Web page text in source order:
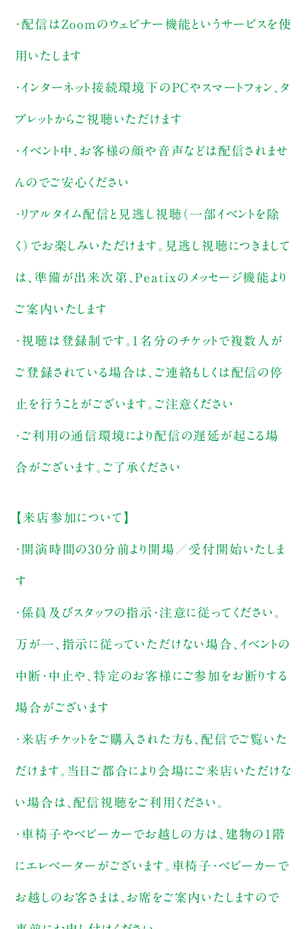
・配信はZoomのウェビナー機能というサービスを使
用いたします
・インターネット接続環境下のPCやスマートフォン、タ
ブレットからご視聴いただけます
・イベント中、お客様の顔や音声などは配信されませ
んのでご安心ください
・リアルタイム配信と見逃し視聴（一部イベントを除
く）でお楽しみいただけます。見逃し視聴につきまして
は、準備が出来次第、Peatixのメッセージ機能より
ご案内いたします
・視聴は登録制です。1名分のチケットで複数人が
ご登録されている場合は、ご連絡もしくは配信の停
止を行うことがございます。ご注意ください
・ご利用の通信環境により配信の遅延が起こる場
合がございます。ご了承ください
【来店参加について】
・開演時間の30分前より開場／受付開始いたしま
す
・係員及びスタッフの指示・注意に従ってください。
万が一、指示に従っていただけない場合、イベントの
中断・中止や、特定のお客様にご参加をお断りする
場合がございます
・来店チケットをご購入された方も、配信でご覧いた
だけます。当日ご都合により会場にご来店いただけな
い場合は、配信視聴をご利用ください。
・車椅子やベビーカーでお越しの方は、建物の1階
にエレベーターがございます。車椅子・ベビーカーで
お越しのお客さまは、お席をご案内いたしますので